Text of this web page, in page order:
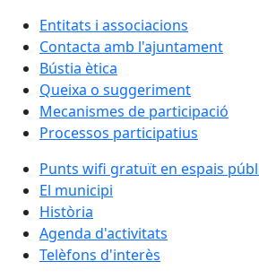
Entitats i associacions
Contacta amb l'ajuntament
Bústia ètica
Queixa o suggeriment
Mecanismes de participació
Processos participatius
Punts wifi gratuït en espais
El municipi
Història
Agenda d'activitats
Telèfons d'interès